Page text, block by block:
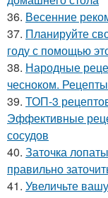
36. Весенние
37. Планируйте
году с помощью
38. Народные
чесноком. Рецепты
39. ТОП-3
Эффективные
сосудов
40. Заточка
правильно
41. Увеличьте